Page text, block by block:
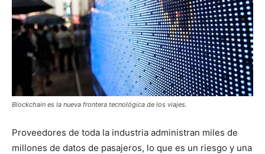
Blockchain es la nueva frontera tecnológica de los viajes.
Proveedores de toda la industria administran miles de
millones de datos de pasajeros, lo que es un riesgo y una